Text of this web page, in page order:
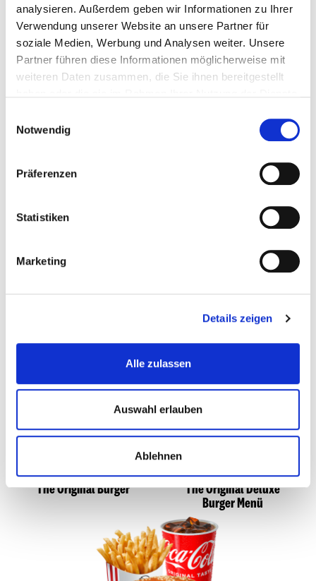
analysieren. Außerdem geben wir Informationen zu Ihrer
Verwendung unserer Website an unsere Partner für
soziale Medien, Werbung und Analysen weiter. Unsere
Partner führen diese Informationen möglicherweise mit
weiteren Daten zusammen, die Sie ihnen bereitgestellt
Notwendig
Präferenzen
Statistiken
Marketing
Details zeigen
Alle zulassen
Auswahl erlauben
Ablehnen
ZUSATZSTOFFE
The Original Deluxe
Burger Box
The Original Burger
The Original Deluxe
Burger Menü